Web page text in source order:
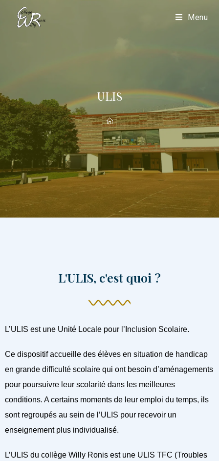
Menu
ULIS
L'ULIS, c'est quoi ?
L’ULIS est une Unité Locale pour l’Inclusion Scolaire.
Ce dispositif accueille des élèves en situation de handicap
en grande difficulté scolaire qui ont besoin d’aménagements
pour poursuivre leur scolarité dans les meilleures
conditions. A certains moments de leur emploi du temps, ils
sont regroupés au sein de l’ULIS pour recevoir un
enseignement plus individualisé.
L’ULIS du collège Willy Ronis est une ULIS TFC (Troubles